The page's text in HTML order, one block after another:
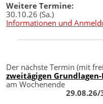
Weitere Termine:
30.10.26 (Sa.)
Informationen und
Der nächste Termin (mit
zweitägigen
am Wochenende
29.08.26/